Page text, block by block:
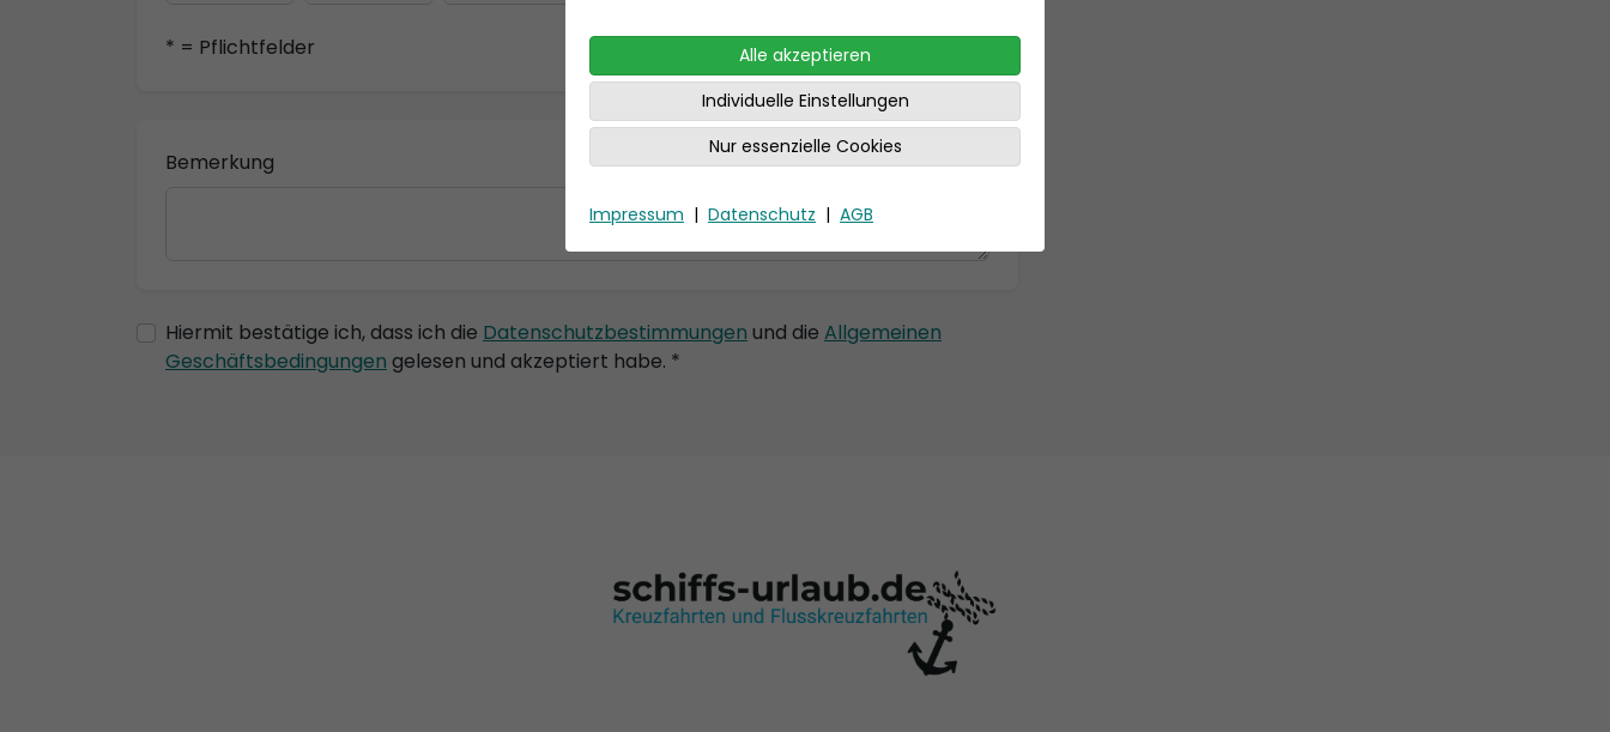
* = Pflichtfelder
Bemerkung
Hiermit bestätige ich, dass ich die Datenschutzbestimmungen und die Allgemeinen
Geschäftsbedingungen gelesen und akzeptiert habe. *
Alle akzeptieren
Individuelle Einstellungen
Nur essenzielle Cookies
Impressum | Datenschutz | AGB